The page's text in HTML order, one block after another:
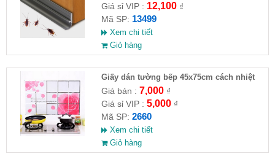
Giá sỉ VIP : 12,100₫
Mã SP: 13499
Xem chi tiết
Giỏ hàng
Giấy dán tường bếp 45x75cm cách nhiệt
chống mỡ
Giá bán : 7,000₫
Giá sỉ VIP : 5,000₫
Mã SP: 2660
Xem chi tiết
Giỏ hàng